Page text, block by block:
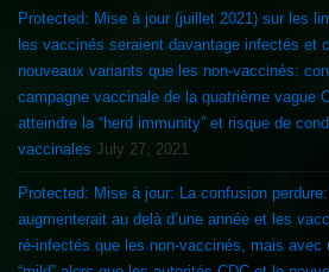
Protected: Mise à jour (juillet 2021) sur les
les vaccinés seraient davantage infectés et
nouveaux variants que les non-vaccinés:
campagne vaccinale de la quatrième vague
atteindre la “herd immunity” et risque de
vaccinales July 27, 2021
Protected: Mise à jour: La confusion
augmenterait au delà d’une année et les
ré-infectés que les non-vaccinés, mais avec